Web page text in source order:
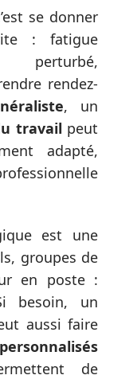
se donner
: fatigue
perturbé,
rendez-
, un
travail peut
adapté,
est une
groupes de
en poste :
besoin, un
aussi faire
de